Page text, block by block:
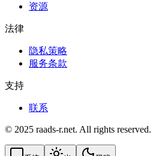
资源
法律
隐私策略
服务条款
支持
联系
© 2025 raads-r.net. All rights reserved.